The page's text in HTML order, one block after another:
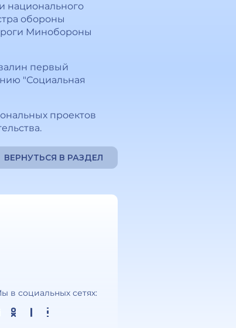
национального
обороны
Минобороны
первый
"Социальная
проектов
ВЕРНУТЬСЯ В РАЗДЕЛ
в социальных сетях: